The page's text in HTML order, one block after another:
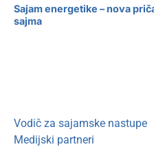
Sajam energetike – nova
sajma
Vodič za sajamske nastupe
Medijski partneri